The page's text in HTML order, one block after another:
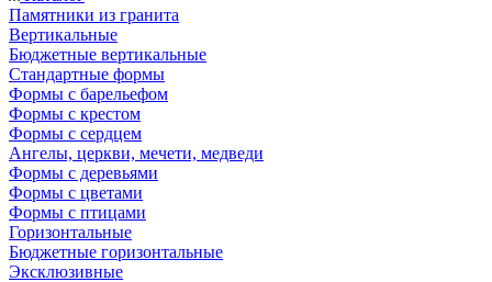
Памятники из гранита
Вертикальные
Бюджетные вертикальные
Стандартные формы
Формы с барельефом
Формы с крестом
Формы с сердцем
Ангелы, церкви, мечети, медведи
Формы с деревьями
Формы с цветами
Формы с птицами
Горизонтальные
Бюджетные горизонтальные
Эксклюзивные